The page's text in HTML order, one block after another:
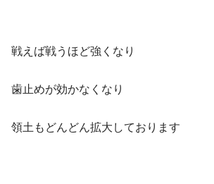
戦えば戦うほど強くなり
歯止めが効かなくなり
領土もどんどん拡大しております